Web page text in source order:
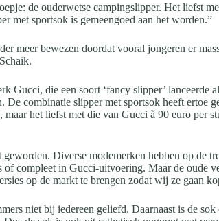
de ouderwetse campingslipper. Het liefst
met sportsok is gemeengoed aan het worden.”
meer bewezen doordat vooral jongeren er
Gucci, die een soort ‘fancy slipper’
combinatie slipper met sportsok heeft ertoe
het liefst met die van Gucci à 90 euro per
Diverse modemerken hebben op
compleet in Gucci-uitvoering. Maar de oude
op de markt te brengen zodat wij ze gaan
niet bij iedereen geliefd. Daarnaast is de